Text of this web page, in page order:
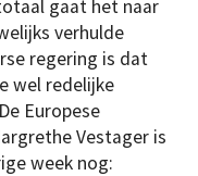
gaat het naar
verhulde
regering is dat
wel redelijke
Europese
Vestager is
week nog: